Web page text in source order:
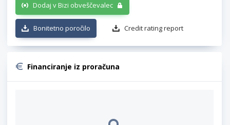
Dodaj v Bizi obveščevalec
Bonitetno poročilo Credit rating report
Financiranje iz proračuna